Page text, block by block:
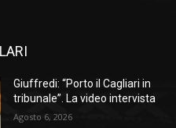
Giuffredi: “Porto il Cagliari in
tribunale”. La video intervista
Agosto 6, 2026